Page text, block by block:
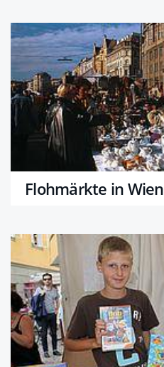
Flohmärkte in Wien